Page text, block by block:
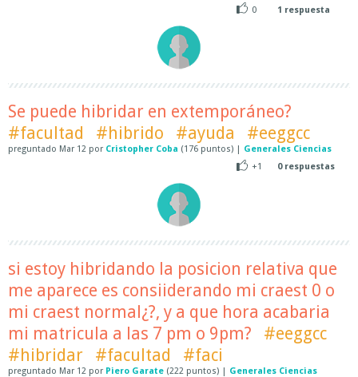
0
1 respuesta
Se puede hibridar en extemporáneo?
#facultad
#hibrido #ayuda #eeggcc
preguntado Mar 12 por Cristopher Coba (176 puntos) | Generales Ciencias
+1
0respuestas
si estoy hibridando la posicion relativa que
me aparece es consiiderando mi craest 0 o
mi craest normal¿?, y a que hora acabaria
mi matricula a las 7 pm o 9pm?
#eeggcc
#hibridar
#facultad #faci
preguntado Mar 12 por Piero Garate (222 puntos) | Generales Ciencias